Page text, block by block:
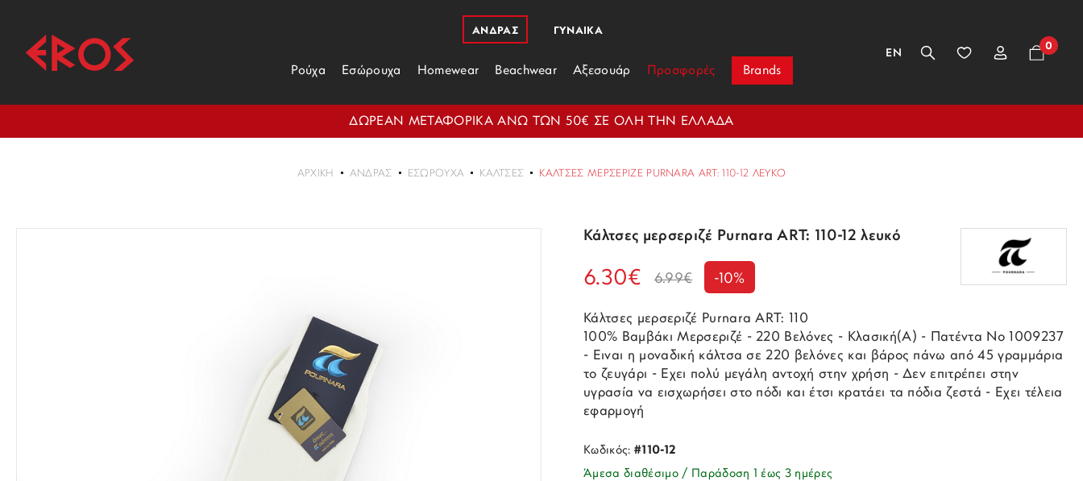
ΑΝΔΡΑΣ
Ρούχα Εσώρουχα Homewear Beachwear Αξεσουάρ Προσφορές Brands
ΓΥΝΑΙΚΑ
EN
0
ΔΩΡΕΑΝ ΜΕΤΑΦΟΡΙΚΑ ΑΝΩ ΤΩΝ 50€ ΣΕ ΟΛΗ ΤΗΝ ΕΛΛΑΔΑ
ΑΡΧΙΚΉ ΑΝΔΡΑΣ ΕΣΏΡΟΥΧΑ ΚΆΛΤΣΕΣ ΚΆΛΤΣΕΣ ΜΕΡΣΕΡΙΖΈ PURNARA ART: 110-12 ΛΕΥΚΌ
Κάλτσες μερσεριζέ Purnara ART: 110-12 λευκό
6.30€ 6.99€ -10%
Κάλτσες μερσεριζέ Purnara ART: 110
100% Βαμβάκι Μερσεριζέ - 220 Βελόνες - Κλασική(Α) - Πατέντα Νο 1009237
- Ειναι η μοναδική κάλτσα σε 220 βελόνες και βάρος πάνω από 45 γραμμάρια
το ζευγάρι - Εχει πολύ μεγάλη αντοχή στην χρήση - Δεν επιτρέπει στην
υγρασία να εισχωρήσει στο πόδι και έτσι κρατάει τα πόδια ζεστά - Εχει τέλεια
εφαρμογή
Κωδικός:#110-12
Άμεσα διαθέσιμο / Παράδοση 1 έως 3 ημέρες